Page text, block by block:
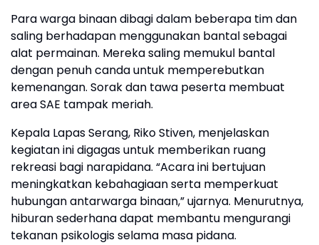
Para warga binaan dibagi dalam beberapa tim dan
saling berhadapan menggunakan bantal sebagai
alat permainan. Mereka saling memukul bantal
dengan penuh canda untuk memperebutkan
kemenangan. Sorak dan tawa peserta membuat
area SAE tampak meriah.
Kepala Lapas Serang, Riko Stiven, menjelaskan
kegiatan ini digagas untuk memberikan ruang
rekreasi bagi narapidana. “Acara ini bertujuan
meningkatkan kebahagiaan serta memperkuat
hubungan antarwarga binaan,” ujarnya. Menurutnya,
hiburan sederhana dapat membantu mengurangi
tekanan psikologis selama masa pidana.